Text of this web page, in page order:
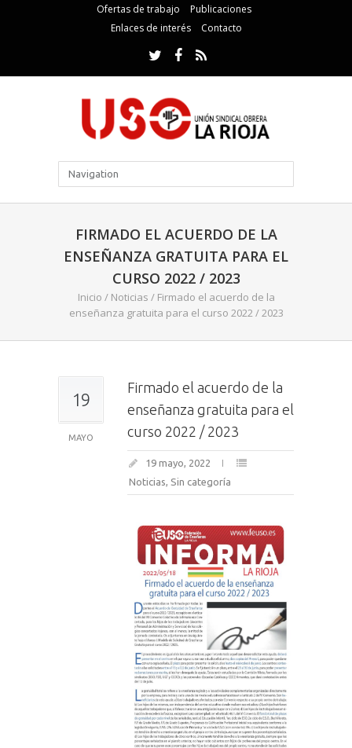
Ofertas de trabajo
Publicaciones
Enlaces de interés
Contacto
FIRMADO EL ACUERDO DE LA
ENSEÑANZA GRATUITA PARA EL
CURSO 2022 / 2023
Inicio / Noticias / Firmado el acuerdo de la
enseñanza gratuita para el curso 2022 / 2023
19
MAYO
Firmado el acuerdo de la
enseñanza gratuita para el
curso 2022 / 2023
19 mayo, 2022
Noticias, Sin categoría